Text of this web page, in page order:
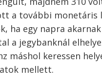
a további
ha egy napra
a jegybanknál
máshol keressen
mellett.